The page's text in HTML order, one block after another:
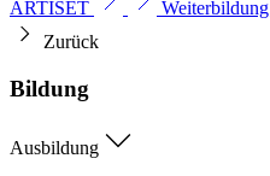
ARTISET
Weiterbildung
Zurück
Bildung
Ausbildung